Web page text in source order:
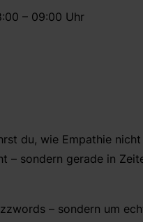
– 09:00 Uhr
du, wie Empathie
– sondern gerade in
– sondern um